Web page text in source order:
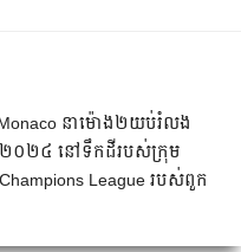
Monaco នា​​ម៉ោង​២​យប់​រំលង​
ាំ​២០២៤​ នៅ​ទឹកដី​របស់​ក្រុម​
League របស់​ពួក​